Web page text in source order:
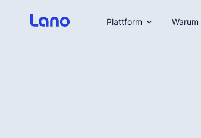
Plattform Warum